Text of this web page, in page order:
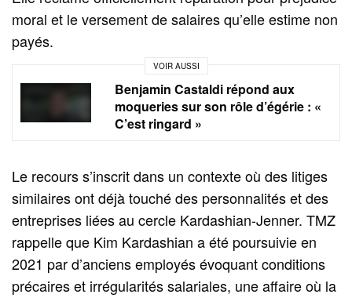
moral et le versement de salaires qu’elle estime non
payés.
VOIR AUSSI
Benjamin Castaldi répond aux
moqueries sur son rôle d’égérie : «
C’est ringard »
Le recours s’inscrit dans un contexte où des litiges
similaires ont déjà touché des personnalités et des
entreprises liées au cercle Kardashian-Jenner. TMZ
rappelle que Kim Kardashian a été poursuivie en
2021 par d’anciens employés évoquant conditions
précaires et irrégularités salariales, une affaire où la